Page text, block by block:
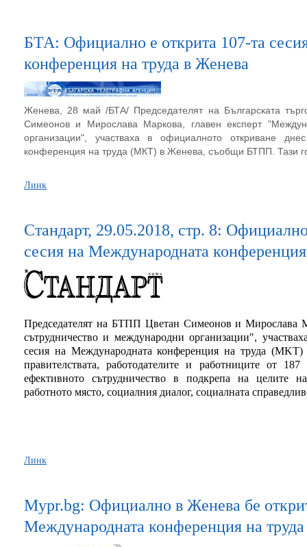
БТА: Официално е открита 107-та
конференция на труда в Женева
Женева, 28 май /БТА/ Председателят на Българската
Симеонов и Мирослава Маркова, главен експерт
организации", участваха в официалното откриване
конференция на труда (МКТ) в Женева, съобщи БТПП. Тази
Линк
Стандарт, 29.05.2018, стр. 8:
сесия на Международната
Председателят на БТПП Цветан Симеонов и Мирослава
сътрудничество и международни организации",
сесия на Международната конференция на труда
правителствата, работодателите и работниците от
ефективното сътрудничество в подкрепа на целите
работното място, социалния диалог, социалната
Линк
Mypr.bg: Официално в Женева бе
Международната конференция на труда